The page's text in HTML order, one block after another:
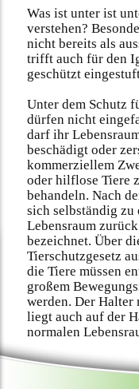
Was ist unter ist
verstehen?
nicht bereits als
trifft auch für den
geschützt
Unter dem Schutz
dürfen nicht
darf ihr
beschädigt oder
kommerziellem
oder hilflose Tiere
behandeln. Nach
sich selbständig
Lebensraum
bezeichnet. Über
Tierschutzgesetz
die Tiere müssen
großem
werden. Der Halter
liegt auch auf der
normalen
Für die Pflege
entsprechende